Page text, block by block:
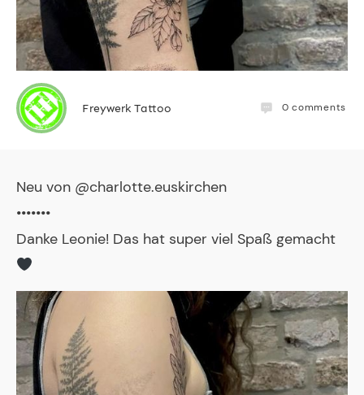
Freywerk Tattoo 0 comments
Neu von @charlotte.euskirchen
•••••••
Danke Leonie! Das hat super viel Spaß gemacht